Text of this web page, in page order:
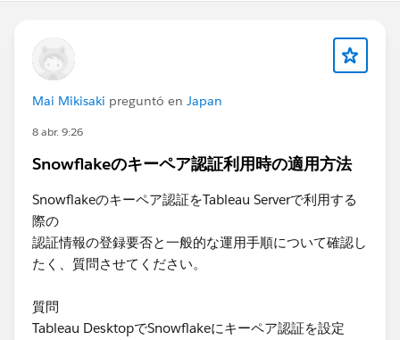
Mai Mikisaki preguntó en Japan
8 abr. 9:26
Snowflakeのキーペア認証利用時の適用方法
Snowflakeのキーペア認証をTableau Serverで利用する
際の
認証情報の登録要否と一般的な運用手順について確認し
たく、質問させてください。
質問
Tableau DesktopでSnowflakeにキーペア認証を設定